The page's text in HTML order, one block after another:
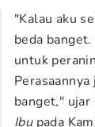
"Kalau aku
beda banget.
untuk
banget," ujar
Ibupada